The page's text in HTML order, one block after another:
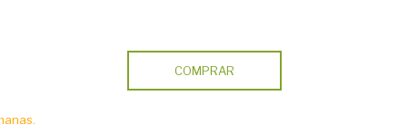
COMPRAR